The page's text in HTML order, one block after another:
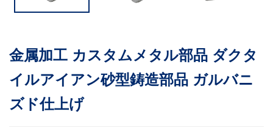
金属加工 カスタムメタル部品 ダクタ
イルアイアン砂型鋳造部品 ガルバニ
ズド仕上げ